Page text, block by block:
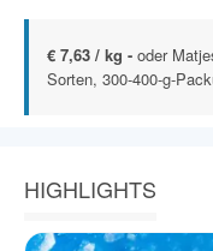
€ 7,63 / kg - oder
Sorten, 300-400-g-
HIGHLIGHTS